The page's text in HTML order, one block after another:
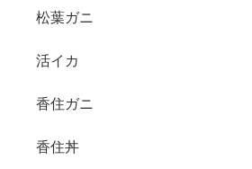
松葉ガニ
活イカ
香住ガニ
香住丼